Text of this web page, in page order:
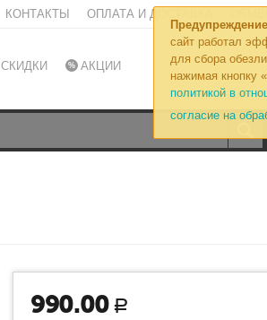
Предупреждение
сайт работал
для сбора
нажимая кнопку
политикой в
согласие на
КОНТАКТЫ ОПЛАТА И ДОСТАВКА
СКИДКИ АКЦИИ
990.00 Р